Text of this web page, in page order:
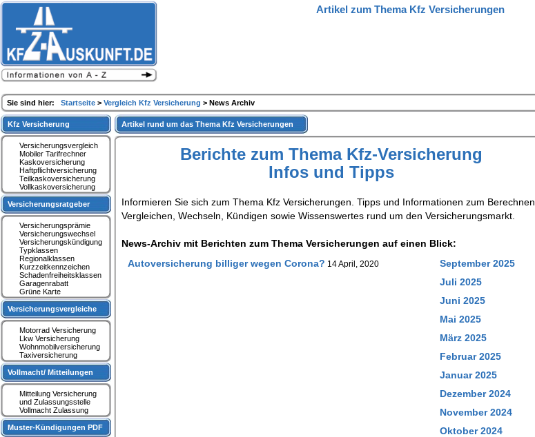
Artikel rund um das Thema Kfz Versicherungen
Berichte zum Thema Kfz-Versicherung
Infos und Tipps
Informieren Sie sich zum Thema Kfz Versicherungen. Tipps und Informationen zum Berechnen,
Vergleichen, Wechseln, Kündigen sowie Wissenswertes rund um den Versicherungsmarkt.
News-Archiv mit Berichten zum Thema Versicherungen auf einen Blick:
Autoversicherung billiger wegen Corona? 14 April, 2020
September 2025
Juli 2025
Juni 2025
Mai 2025
März 2025
Februar 2025
Januar 2025
Dezember 2024
November 2024
Oktober 2024
Kfz Versicherung
Versicherungsvergleich
Mobiler Tarifrechner
Kaskoversicherung
Haftpflichtversicherung
Teilkaskoversicherung
Vollkaskoversicherung
Versicherungsratgeber
Versicherungsprämie
Versicherungswechsel
Versicherungskündigung
Typklassen
Regionalklassen
Kurzzeitkennzeichen
Schadenfreiheitsklassen
Garagenrabatt
Grüne Karte
Versicherungsvergleiche
Motorrad Versicherung
Lkw Versicherung
Wohnmobilversicherung
Taxiversicherung
Vollmacht/ Mitteilungen
Mitteilung Versicherung
und Zulassungsstelle
Vollmacht Zulassung
Muster-Kündigungen PDF
Artikel zum Thema Kfz Versicherungen
Sie sind hier: Startseite > Vergleich Kfz Versicherung > News Archiv